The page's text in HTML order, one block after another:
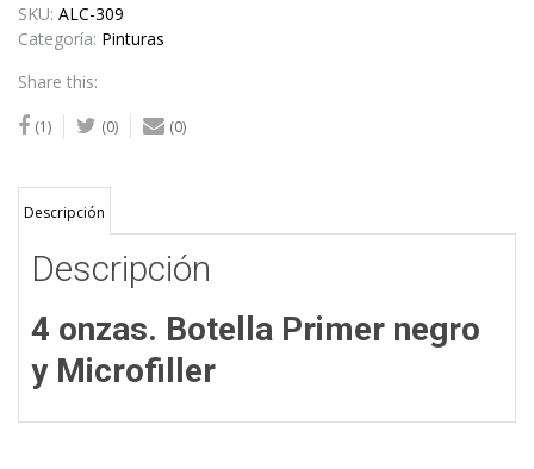
SKU: ALC-309
Categoría: Pinturas
Share this:
(1) (0) (0)
Descripción
Descripción
4 onzas. Botella Primer negro
y Microfiller